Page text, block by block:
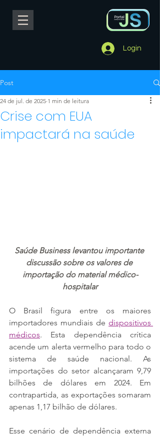
Login
Post
Crise com EUA
impactará na saúde
24 de jul. de 2025 1 min de leitura
Saúde Business levantou importante
discussão sobre os valores de
importação do material médico-
hospitalar
O Brasil figura entre os maiores
importadores mundiais de dispositivos
médicos. Esta dependência crítica
acende um alerta vermelho para todo o
sistema de saúde nacional. As
importações do setor alcançaram 9,79
bilhões de dólares em 2024. Em
contrapartida, as exportações somaram
apenas 1,17 bilhão de dólares.
Esse cenário de dependência externa